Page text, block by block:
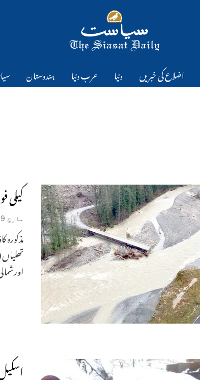
اضلاع کی خبریں دنیا عرب دنیا ہندوستان
کیلی فورنیا
مارچ 9, 2023